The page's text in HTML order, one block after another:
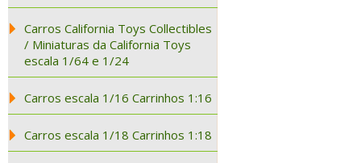
Carros California Toys Collectibles
/ Miniaturas da California Toys
escala 1/64 e 1/24
Carros escala 1/16 Carrinhos 1:16
Carros escala 1/18 Carrinhos 1:18